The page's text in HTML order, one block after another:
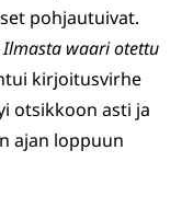
pohjautuivat.
Ilmasta waari otettu
kirjoitusvirhe
otsikkoon asti ja
ajan loppuun